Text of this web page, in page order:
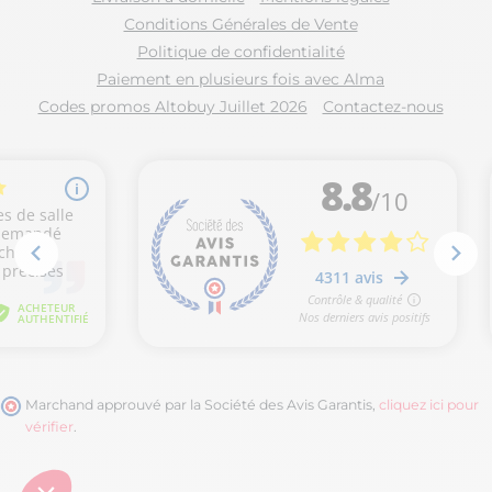
Conditions Générales de Vente
Politique de confidentialité
Paiement en plusieurs fois avec Alma
Codes promos Altobuy Juillet 2026
Contactez-nous
Marchand approuvé par la Société des Avis Garantis, cliquez ici pour
vérifier